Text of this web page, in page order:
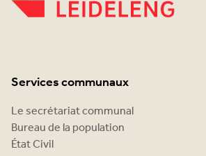
Services communaux
Le secrétariat communal
Bureau de la population
État Civil